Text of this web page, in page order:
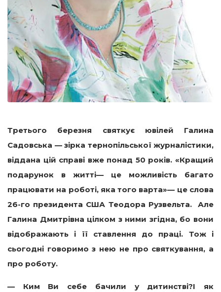
Третього березня святкує ювілей Галина
Садовська — зірка тернопільської журналістики,
віддана цій справі вже понад 50 років. «Кращий
подарунок в житті— це можливість багато
працювати на роботі, яка того варта»— це слова
26-го президента США Теодора Рузвельта. Але
Галина Дмитрівна цілком з ними згідна, бо вони
відображають і її ставлення до праці. Тож і
сьогодні говоримо з нею не про святкування, а
про роботу.
— Ким Ви себе бачили у дитинстві?І як